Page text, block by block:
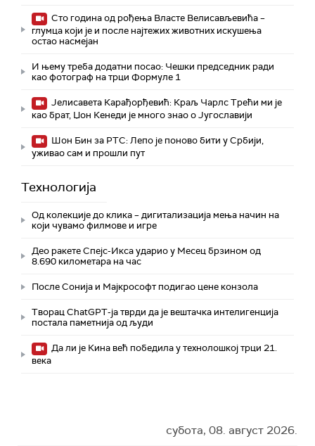
Сто година од рођења Власте Велисављевића –
глумца који је и после најтежих животних искушења
остао насмејан
И њему треба додатни посао: Чешки председник ради
као фотограф на трци Формуле 1
Јелисавета Карађорђевић: Краљ Чарлс Трећи ми је
као брат, Џон Кенеди је много знао о Југославији
Шон Бин за РТС: Лепо је поново бити у Србији,
уживао сам и прошли пут
Технологијa
Од колекције до клика – дигитализација мења начин на
који чувамо филмове и игре
Део ракете Спејс-Икса ударио у Месец брзином од
8.690 километара на час
После Сонија и Мајкрософт подигао цене конзола
Творац ChatGPT-ја тврди да је вештачка интелигенција
постала паметнија од људи
Да ли је Кина већ победила у технолошкој трци 21.
века
субота, 08. август 2026.